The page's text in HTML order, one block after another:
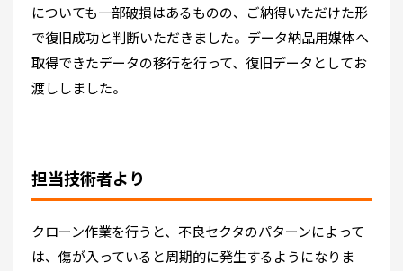
についても一部破損はあるものの、ご納得いただけた形
で復旧成功と判断いただきました。データ納品用媒体へ
取得できたデータの移行を行って、復旧データとしてお
渡ししました。
担当技術者より
クローン作業を行うと、不良セクタのパターンによって
は、傷が入っていると周期的に発生するようになりま